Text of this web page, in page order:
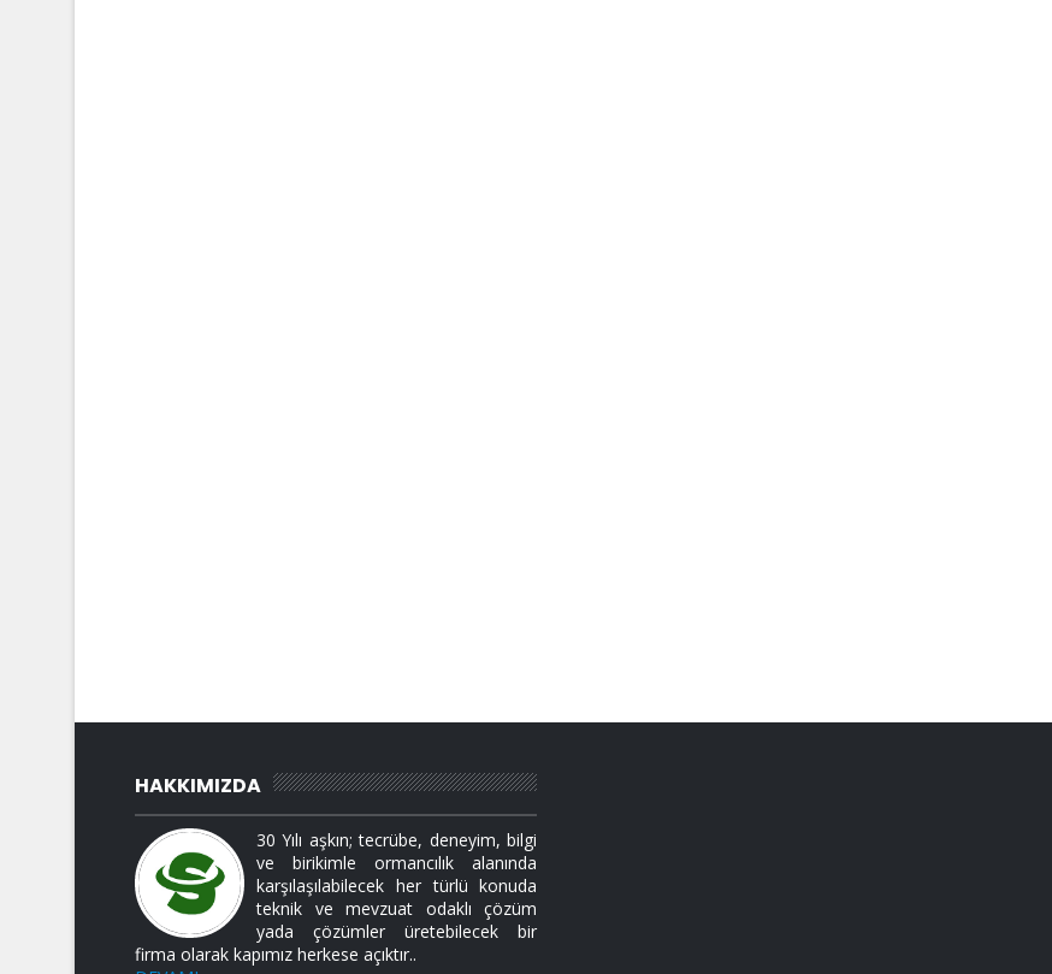
HAKKIMIZDA
30 Yılı aşkın; tecrübe, deneyim, bilgi
ve birikimle ormancılık alanında
karşılaşılabilecek her türlü konuda
teknik ve mevzuat odaklı çözüm
yada çözümler üretebilecek bir
firma olarak kapımız herkese açıktır..